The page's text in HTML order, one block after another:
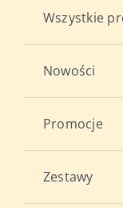
Wszystkie
Nowości
Promocje
Zestawy